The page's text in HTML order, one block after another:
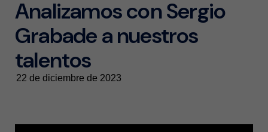
Analizamos con Sergio
Grabade a nuestros
talentos
22 de diciembre de 2023